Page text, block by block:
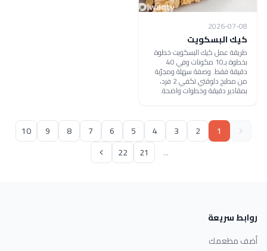
2026-07-08
كيك البسكويت
طريقة عمل كيك البسكويت خطوة
بخطوة بـ10 مكونات وفي 40
دقيقة فقط. وصفة سهلة ومجرّبة
من مطبخ دلوقتي تكفي 2 فرد،
بمقادير دقيقة وخطوات واضحة.
1
2
3
4
5
6
7
8
9
10
...
21
22
روابط سريعة
أضف مطعمك